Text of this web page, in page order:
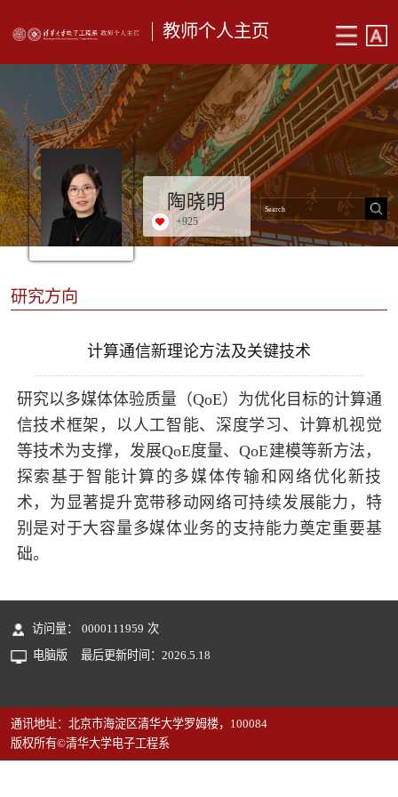
教师个人主页
陶晓明
+925
研究方向
计算通信新理论方法及关键技术
研究以多媒体体验质量（QoE）为优化目标的计算通
信技术框架，以人工智能、深度学习、计算机视觉
等技术为支撑，发展QoE度量、QoE建模等新方法，
探索基于智能计算的多媒体传输和网络优化新技
术，为显著提升宽带移动网络可持续发展能力，特
别是对于大容量多媒体业务的支持能力奠定重要基
础。
访问量： 0000111959 次
电脑版
最后更新时间： 2026.5.18
通讯地址：北京市海淀区清华大学罗姆楼，100084
版权所有©清华大学电子工程系